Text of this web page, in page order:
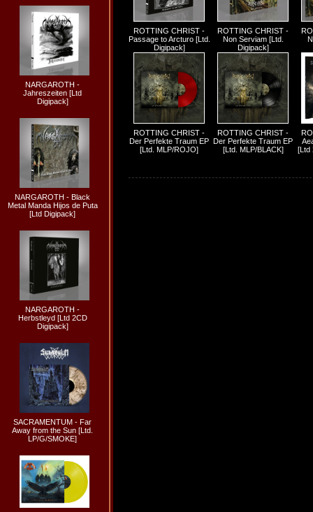
NARGAROTH -
Jahreszeiten [Ltd
Digipack]
NARGAROTH - Black
Metal Manda Hijos de Puta
[Ltd Digipack]
NARGAROTH -
Herbstleyd [Ltd 2CD
Digipack]
SACRAMENTUM - Far
Away from the Sun [Ltd.
LP/G/SMOKE]
ROTTING CHRIST -
Passage to Arcturo [Ltd.
Digipack]
ROTTING CHRIST -
Non Serviam [Ltd.
Digipack]
ROTTING CHRIST -
Der Perfekte Traum EP
[Ltd. MLP/ROJO]
ROTTING CHRIST -
Der Perfekte Traum EP
[Ltd. MLP/BLACK]
[Ltd